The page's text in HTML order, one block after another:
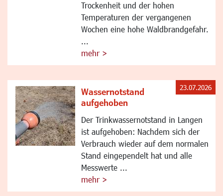
Trockenheit und der hohen
Temperaturen der vergangenen
Wochen eine hohe Waldbrandgefahr.
...
mehr >
Wassernotstand
aufgehoben
Der Trinkwassernotstand in Langen
ist aufgehoben: Nachdem sich der
Verbrauch wieder auf dem normalen
Stand eingependelt hat und alle
Messwerte ...
mehr >
23.07.2026